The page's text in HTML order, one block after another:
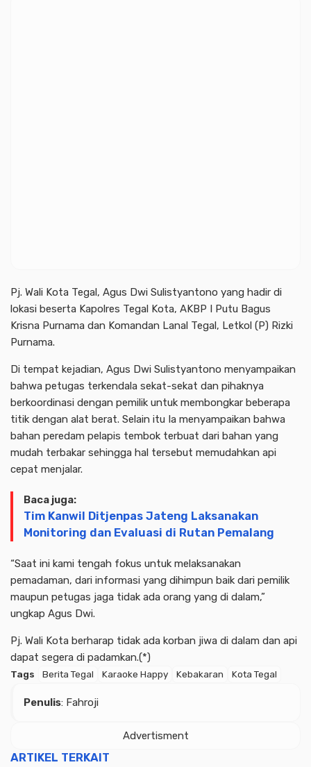
Pj. Wali Kota Tegal, Agus Dwi Sulistyantono yang hadir di
lokasi beserta Kapolres Tegal Kota, AKBP I Putu Bagus
Krisna Purnama dan Komandan Lanal Tegal, Letkol (P) Rizki
Purnama.
Di tempat kejadian, Agus Dwi Sulistyantono menyampaikan
bahwa petugas terkendala sekat-sekat dan pihaknya
berkoordinasi dengan pemilik untuk membongkar beberapa
titik dengan alat berat. Selain itu Ia menyampaikan bahwa
bahan peredam pelapis tembok terbuat dari bahan yang
mudah terbakar sehingga hal tersebut memudahkan api
cepat menjalar.
Baca juga:
Tim Kanwil Ditjenpas Jateng Laksanakan
Monitoring dan Evaluasi di Rutan Pemalang
“Saat ini kami tengah fokus untuk melaksanakan
pemadaman, dari informasi yang dihimpun baik dari pemilik
maupun petugas jaga tidak ada orang yang di dalam,”
ungkap Agus Dwi.
Pj. Wali Kota berharap tidak ada korban jiwa di dalam dan api
dapat segera di padamkan.(*)
Tags Berita Tegal Karaoke Happy Kebakaran Kota Tegal
Penulis: Fahroji
Advertisment
ARTIKEL TERKAIT